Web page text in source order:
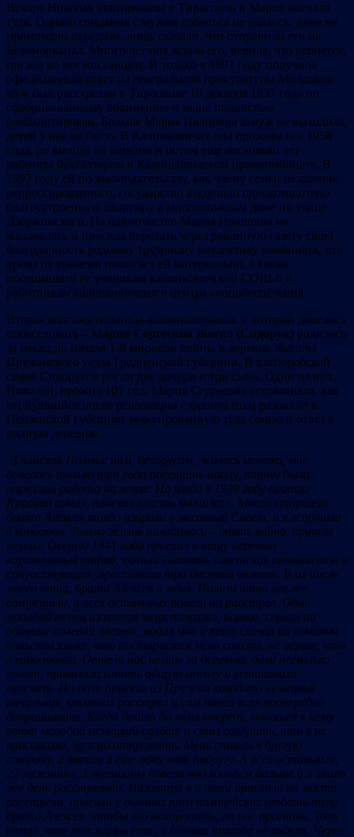
Вскоре Николая этапировали в Тирасполь и Мария поехала
туда. Однако свидания с мужем добиться не удалось, даже не
принимали передачи, лишь сказали, что отправили его на
Беломорканал. Много лет она ждала его, верила, что вернется,
писала во все инстанции. И только в 1991 году получила
официальный ответ из генеральной прокуратуры Молдавии:
муж был расстрелян в Тирасполе 10 декабря 1937 года по
сфабрикованному обвинению и ныне полностью
реабилитирован. Больше Мария Ивановна замуж не выходила,
детей у нее не было. В Калинковичах она проживала с 1958
года, до выхода на пенсию и потом еще несколько лет
работала бухгалтером в Калинковичском промкомбинате. В
1997 году ей по законодательству, как члену семьи незаконно
репрессированного, государство выделило однокомнатную
благоустроенную квартиру в многоэтажном доме по улице
Дзержинского. На одиночество Мария Ивановна не
жаловалась и просила передать через районную газету свою
благодарность родному трудовому коллективу комбината, что
время от времени помогает ей материально, а также
посещавшим ее ученикам калинковичской СОШ-6 и
работникам калинковичского центра сооцобеспечения.
Вторая долгожительница-калинковичанка, с которой довелось
побеседовать – Мария Сергеевна Жогал (Сидорук) родилась
за месяц до начала 1-й мировой войны в деревне Жеголы
Пружанского уезда Гродненской губернии. В хлеборобской
семье Сидоруков росли две дочери и три сына. Один из них,
Николай, прожил 101 год. Мария Сергеевна вспоминала, как
вернувшийся после революции с фронта отец разыскал в
Пензенской губернии эвакуированную туда семью и отвез в
родную деревню.
В панской Польше нам, белорусам, жилось нелегко, мне
довелось только три года посещать школу, потом была
тяжелая работа на земле. Но когда в 1939 году пришла
Красная армия, панская власть кончилась. Моего старшего
брата Алексея тогда избрали в местный Совет, а я вступила
в комсомол. Только жизнь наладилась – опять война, пришли
немцы. Осенью 1941 года приехал в нашу деревню
карательный отряд, начали хватать советских активистов и
сочувствующих, арестовали три десятка человек. В их числе
моего отца, брата Алексея и меня. Потом отца все же
отпустили, а всех остальных повели на расстрел. Один
молодой немец из конвоя меня пожалел, помню, сорвал на
обочине полевой цветок, подал мне и тихо сказал на ломаном
польском языке, что постарается меня спасти, не верит, что
я комсомолка. Отвели нас немцы за деревню, дали несколько
лопат, приказали копать общую могилу и установили
пулемет. Но тут приехал из Пружан какой-то немецкий
начальник, отменил расстрел и сам начал всех поочередно
допрашивать. Когда дошла до меня очередь, подошел к нему
этот молодой немецкий солдат и стал говорить, что я не
комсомолка, нужно отпустить. Меня отвели в другую
сторону, а потом и еще одну мою подругу. А всех остальных,
23 мужчины, 3 женщины повели под конвоем дальше и в этот
же день расстреляли. Назавтра я и отец приехали на место
расстрела, просили у бывших там полицейских отдать тело
брата Алексея, чтобы его похоронить, но нас прогнали. Того
немца, что мне жизнь спас, я больше никогда не видела. Через